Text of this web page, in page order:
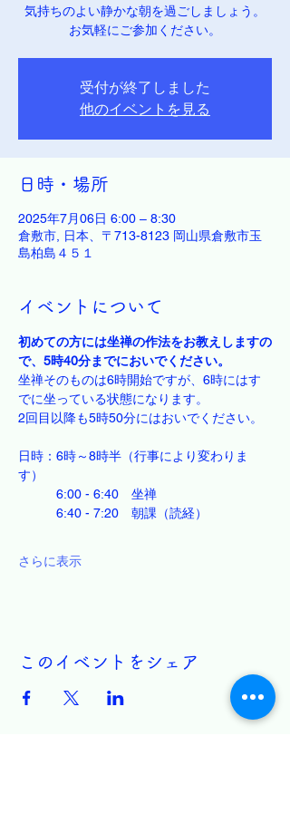
気持ちのよい静かな朝を過ごしましょう。
お気軽にご参加ください。
受付が終了しました
他のイベントを見る
日時・場所
2025年7月06日 6:00 – 8:30
倉敷市, 日本、〒713-8123 岡山県倉敷市玉
島柏島４５１
イベントについて
初めての方には坐禅の作法をお教えしますの
で、5時40分までにおいでください。
坐禅そのものは6時開始ですが、6時にはす
でに坐っている状態になります。
2回目以降も5時50分にはおいでください。
日時：6時～8時半（行事により変わりま
す）
6:00 - 6:40　坐禅
6:40 - 7:20　朝課（読経）
さらに表示
このイベントをシェア